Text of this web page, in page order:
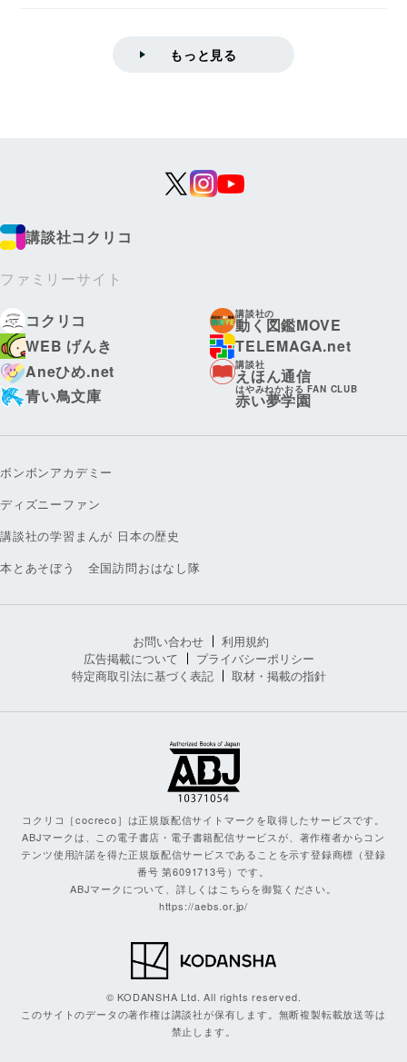
もっと見る
講談社コクリコ
ファミリーサイト
コクリコ
講談社の
動く図鑑MOVE
WEB げんき
TELEMAGA.net
Aneひめ.net
講談社
えほん通信
青い鳥文庫
はやみねかおる FAN CLUB
赤い夢学園
ボンボンアカデミー
ディズニーファン
講談社の学習まんが 日本の歴史
本とあそぼう 全国訪問おはなし隊
お問い合わせ
利用規約
広告掲載について
プライバシーポリシー
特定商取引法に基づく表記
取材・掲載の指針
コクリコ［cocreco］は正規版配信サイトマークを取得したサービスです。
ABJマークは、この電子書店・電子書籍配信サービスが、著作権者からコン
テンツ使用許諾を得た正規版配信サービスであることを示す登録商標（登録
番号 第6091713号）です。
ABJマークについて、詳しくはこちらを御覧ください。
https://aebs.or.jp/
© KODANSHA Ltd. All rights reserved.
このサイトのデータの著作権は講談社が保有します。無断複製転載放送等は
禁止します。